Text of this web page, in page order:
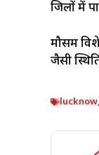
जिलों में
मौसम
जैसी
lucknow,